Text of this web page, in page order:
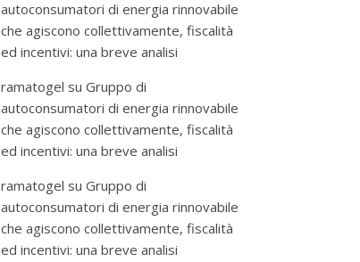
autoconsumatori di energia rinnovabile
che agiscono collettivamente, fiscalità
ed incentivi: una breve analisi
ramatogel su Gruppo di
autoconsumatori di energia rinnovabile
che agiscono collettivamente, fiscalità
ed incentivi: una breve analisi
ramatogel su Gruppo di
autoconsumatori di energia rinnovabile
che agiscono collettivamente, fiscalità
ed incentivi: una breve analisi